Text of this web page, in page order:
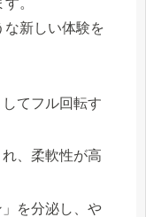
。
な新しい体験を
てフル回転す
、柔軟性が高
を分泌し、や